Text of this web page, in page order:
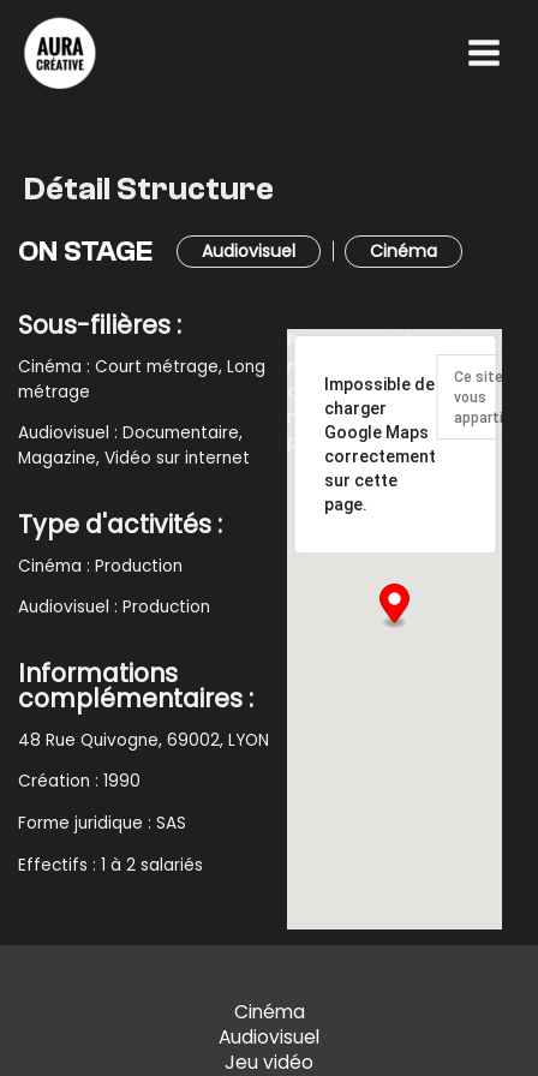
contenu
Menu
Détail Structure
ON STAGE Audiovisuel Cinéma
Sous-filières :
Cinéma : Court métrage, Long
métrage
Audiovisuel : Documentaire,
Magazine, Vidéo sur internet
Type d'activités :
Cinéma : Production
Audiovisuel : Production
Informations
complémentaires :
48 Rue Quivogne, 69002, LYON
Création : 1990
Forme juridique : SAS
Effectifs : 1 à 2 salariés
Pour parcourir la carte en
mode tactile, appuyez
deux fois dessus et
maintenez la pression,
puis faites-la glisser.
Impossible de
charger
Google Maps
correctement
sur cette
page.
Ce site Web
vous
appartient ?
Cinéma
Audiovisuel
Jeu vidéo